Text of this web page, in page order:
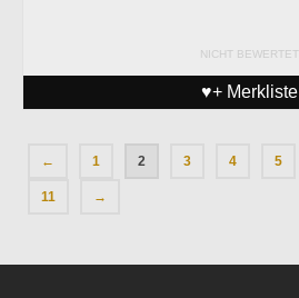
NICHT BEWERTET
♥+ Merkliste
← 1 2 3 4 5
11 →